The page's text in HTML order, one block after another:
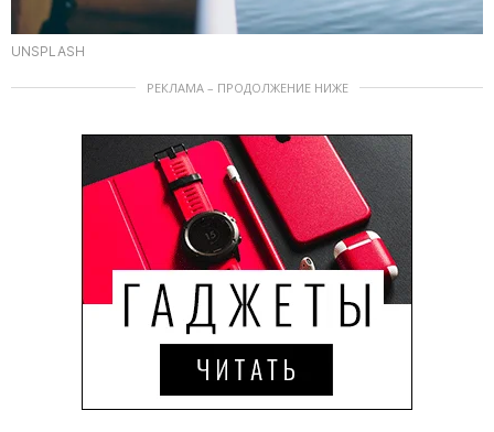
UNSPLASH
РЕКЛАМА – ПРОДОЛЖЕНИЕ НИЖЕ